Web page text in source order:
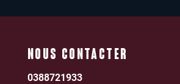
NOUS CONTACTER
0388721933